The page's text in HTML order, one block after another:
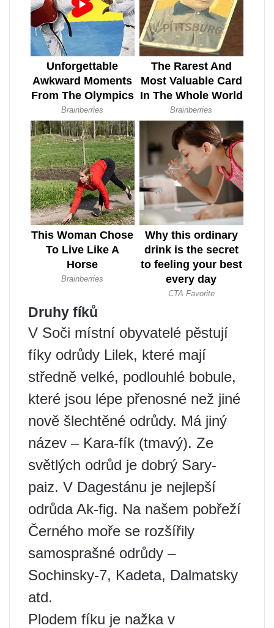
Druhy fíků
V Soči místní obyvatelé pěstují
fíky odrůdy Lilek, které mají
středně velké, podlouhlé bobule,
které jsou lépe přenosné než jiné
nově šlechtěné odrůdy. Má jiný
název – Kara-fík (tmavý). Ze
světlých odrůd je dobrý Sary-
paiz. V Dagestánu je nejlepší
odrůda Ak-fig. Na našem pobřeží
Černého moře se rozšířily
samosprašné odrůdy –
Sochinsky-7, Kadeta, Dalmatsky
atd.
Plodem fíku je nažka v